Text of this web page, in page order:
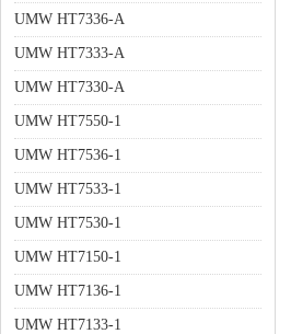
UMW HT7336-A
UMW HT7333-A
UMW HT7330-A
UMW HT7550-1
UMW HT7536-1
UMW HT7533-1
UMW HT7530-1
UMW HT7150-1
UMW HT7136-1
UMW HT7133-1